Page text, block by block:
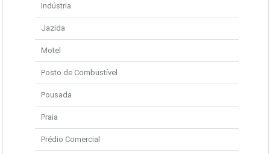
Indústria
Jazida
Motel
Posto de Combustível
Pousada
Praia
Prédio Comercial